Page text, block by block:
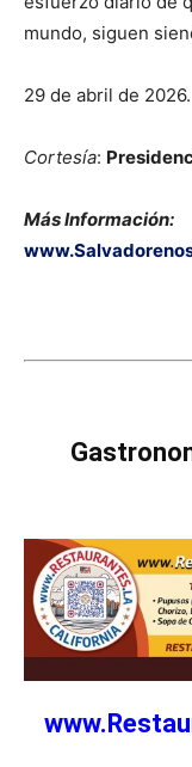
mundo, siguen
29 de abril de 2026.
Cortesía:
Más Información: